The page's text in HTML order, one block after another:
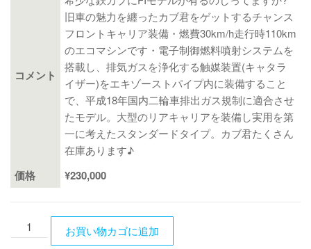
コメント
旧車の魅力を纏ったカブ君をゲットするチャンス
フロントキャリア装備・燃費30km/h走行時110km
のエコマシンです・電子制御燃料噴射システムを
搭載し、排気ガスを浄化する触媒装置(キャタラ
イザー)をエキゾーストパイプ内に装備すること
で、平成18年国内二輪車排出ガス規制に適合させ
たモデル。大型のリアキャリアを装備し実用を第
一に考えたスタンダードタイプ。カブ君たくさん
在庫あります♪
価格 ¥230,000
HONDA
ス
お買い物カゴに追加